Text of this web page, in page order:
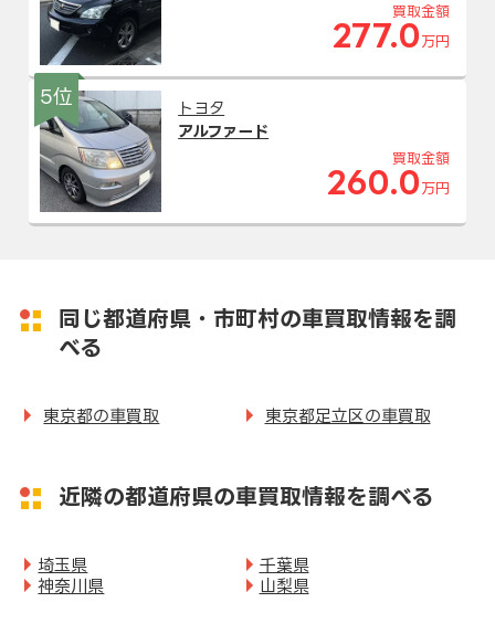
買取金額
277.0 万円
5位
トヨタ
アルファード
買取金額
260.0 万円
同じ都道府県・市町村の車買取情報を調
べる
東京都の車買取 東京都足立区の車買取
近隣の都道府県の車買取情報を調べる
埼玉県
千葉県
神奈川県
山梨県